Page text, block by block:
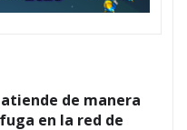
atiende de manera
en la red de